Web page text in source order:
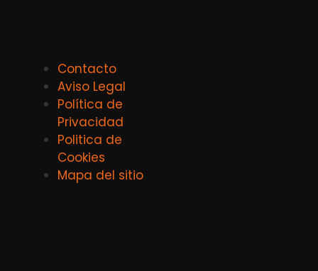
Contacto
Aviso Legal
Política de
Privacidad
Politica de
Cookies
Mapa del sitio